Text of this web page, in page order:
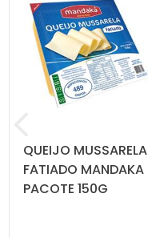
QUEIJO MUSSARELA
FATIADO MANDAKA
PACOTE 150G